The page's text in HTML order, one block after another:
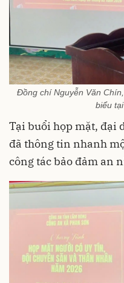
Đồng chí Nguyễn Văn
biểu
Tại buổi họp mặt, đại
đã thông tin nhanh
công tác bảo đảm an